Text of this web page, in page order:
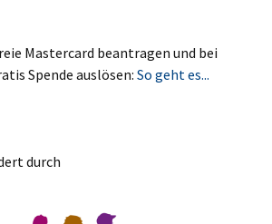
Mastercard beantragen und bei
Spende auslösen:So geht es...
durch